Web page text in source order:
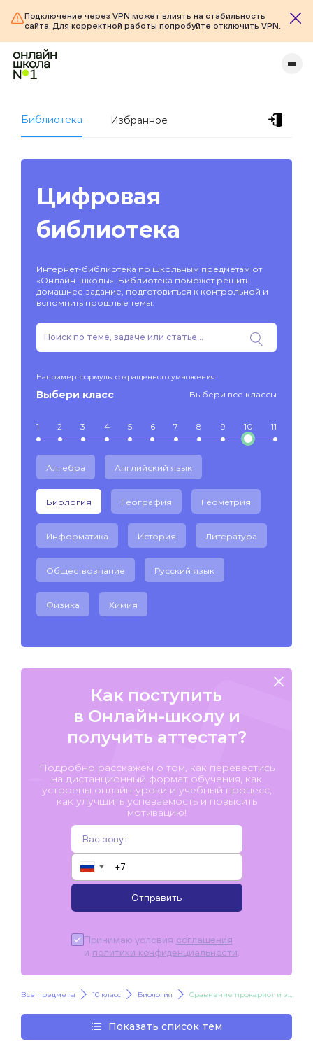
Подключение через VPN может влиять на стабильность
сайта. Для корректной работы попробуйте отключить VPN.
Библиотека Избранное
Цифровая
библиотека
Интернет-библиотека по школьным предметам от
«Онлайн-школы». Библиотека поможет решить
домашнее задание, подготовиться к контрольной и
вспомнить прошлые темы.
Например: формулы сокращенного умножения
Выбери класс Выбери все классы
1 2 3 4 5 6 7 8 9 10 11
Алгебра Английский язык
Биология География Геометрия
Информатика История Литература
Обществознание Русский язык
Физика Химия
Как поступить
в Онлайн-школу и
получить аттестат?
Подробно расскажем о том, как перевестись
на дистанционный формат обучения, как
устроены онлайн-уроки и учебный процесс,
как улучшить успеваемость и повысить
мотивацию!
▼
Отправить
Принимаю условия соглашения
и политики конфиденциальности
Все предметы 10 класс Биология Сравнение прокариот и эукариот
Показать список тем